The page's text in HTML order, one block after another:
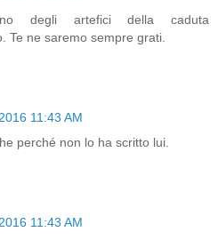
degli artefici della caduta
Te ne saremo sempre grati.
11:43 AM
perché non lo ha scritto lui.
11:43 AM